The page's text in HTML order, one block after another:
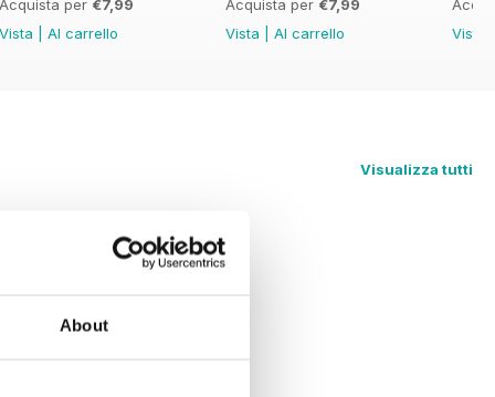
About
Acquista per €7,99
Vista
Al carrello
Acquista per €7,99
Vista
Al carrello
Vista
Visualizza tutti